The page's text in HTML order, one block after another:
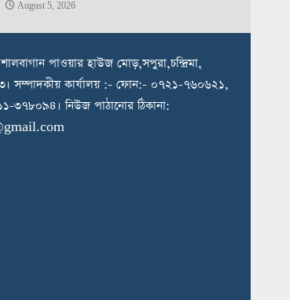
August 5, 2026
শালবাগান পাওয়ার হাউজ মোড়,সপুরা,চন্দ্রিমা,
সম্পাদকীয় কার্যালয় :- ফোন:- ০৭২১-৭৬০৬২১,
৩৭৮০৯৪। নিউজ পাঠানোর ঠিকানা: